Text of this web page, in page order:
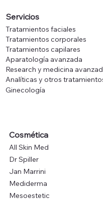
Servicios
Tratamientos faciales
Tratamientos corporales
Tratamientos capilares
Aparatología avanzada
Research y medicina
Analíticas y otros
Ginecología
Cosmética
All Skin Med
Dr Spiller
Jan Marrini
Mediderma
Mesoestetic